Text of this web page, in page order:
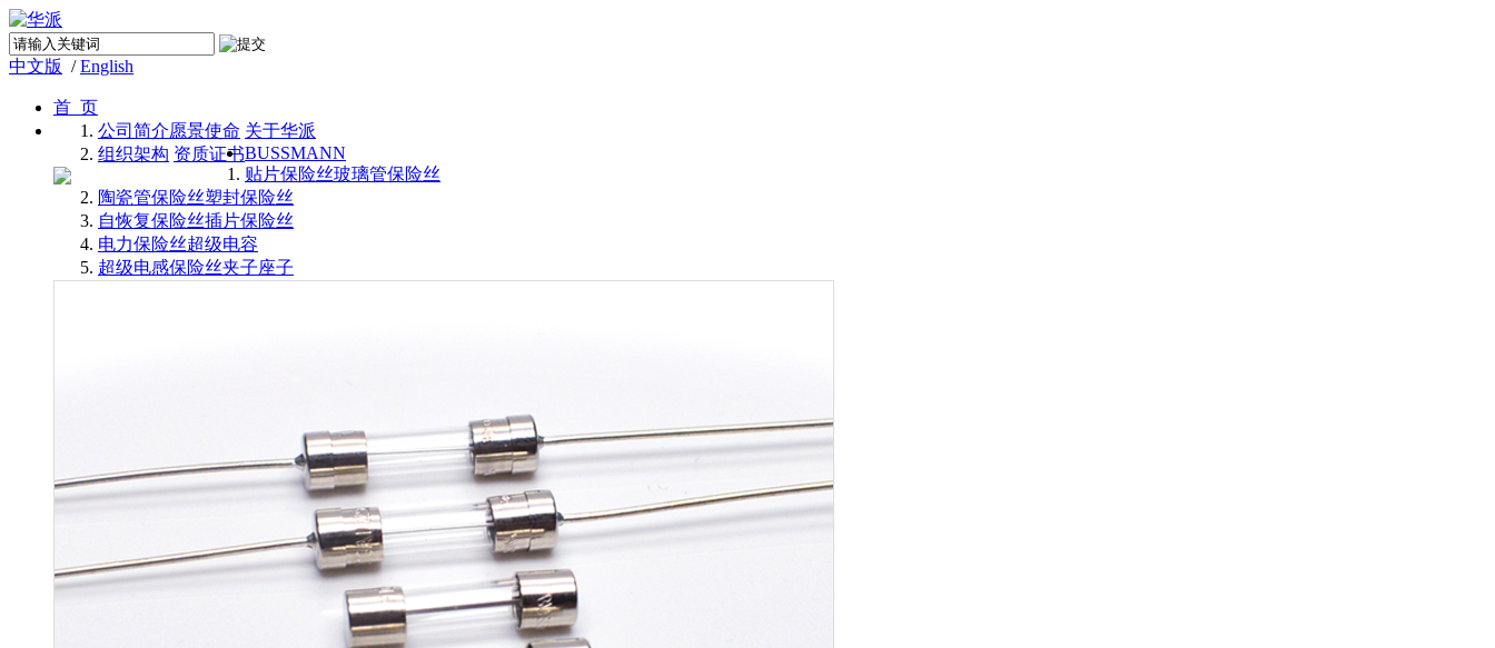
中文版 /English
首 页
关于华派
公司简介愿景使命
组织架构 资质证书BUSSMANN
贴片保险丝玻璃管保险丝
陶瓷管保险丝塑封保险丝
自恢复保险丝插片保险丝
电力保险丝超级电容
超级电感保险丝夹子座子